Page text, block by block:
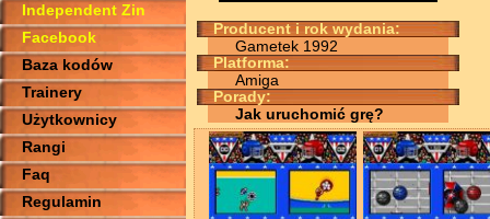
Independent Zin
Facebook
Baza kodów
Trainery
Użytkownicy
Rangi
Faq
Regulamin
Producent i rok wydania:
Gametek 1992
Platforma:
Amiga
Porady:
Jak uruchomić grę?